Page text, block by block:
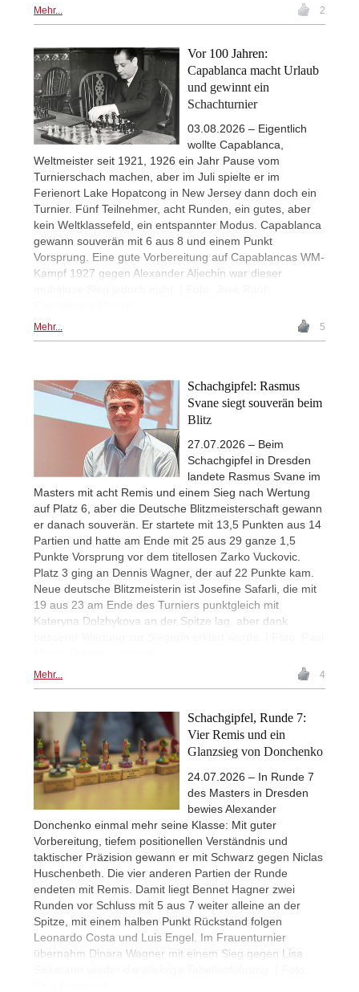
Mehr... 2
Vor 100 Jahren:
Capablanca macht Urlaub
und gewinnt ein
Schachturnier
03.08.2026 – Eigentlich
wollte Capablanca,
Weltmeister seit 1921, 1926 ein Jahr Pause vom
Turnierschach machen, aber im Juli spielte er im
Ferienort Lake Hopatcong in New Jersey dann doch ein
Turnier. Fünf Teilnehmer, acht Runden, ein gutes, aber
kein Weltklassefeld, ein entspannter Modus. Capablanca
gewann souverän mit 6 aus 8 und einem Punkt
Vorsprung. Eine gute Vorbereitung auf Capablancas WM-
Kampf 1927 gegen Alexander Aljechin war dieser
Mehr... 5
Schachgipfel: Rasmus
Svane siegt souverän beim
Blitz
27.07.2026 – Beim
Schachgipfel in Dresden
landete Rasmus Svane im
Masters mit acht Remis und einem Sieg nach Wertung
auf Platz 6, aber die Deutsche Blitzmeisterschaft gewann
er danach souverän. Er startete mit 13,5 Punkten aus 14
Partien und hatte am Ende mit 25 aus 29 ganze 1,5
Punkte Vorsprung vor dem titellosen Zarko Vuckovic.
Platz 3 ging an Dennis Wagner, der auf 22 Punkte kam.
Neue deutsche Blitzmeisterin ist Josefine Safarli, die mit
19 aus 23 am Ende des Turniers punktgleich mit
Kateryna Dolzhykova an der Spitze lag, aber dank
Mehr... 4
Schachgipfel, Runde 7:
Vier Remis und ein
Glanzsieg von Donchenko
24.07.2026 – In Runde 7
des Masters in Dresden
bewies Alexander
Donchenko einmal mehr seine Klasse: Mit guter
Vorbereitung, tiefem positionellen Verständnis und
taktischer Präzision gewann er mit Schwarz gegen Niclas
Huschenbeth. Die vier anderen Partien der Runde
endeten mit Remis. Damit liegt Bennet Hagner zwei
Runden vor Schluss mit 5 aus 7 weiter alleine an der
Spitze, mit einem halben Punkt Rückstand folgen
Leonardo Costa und Luis Engel. Im Frauenturnier
übernahm Dinara Wagner mit einem Sieg gegen Lisa